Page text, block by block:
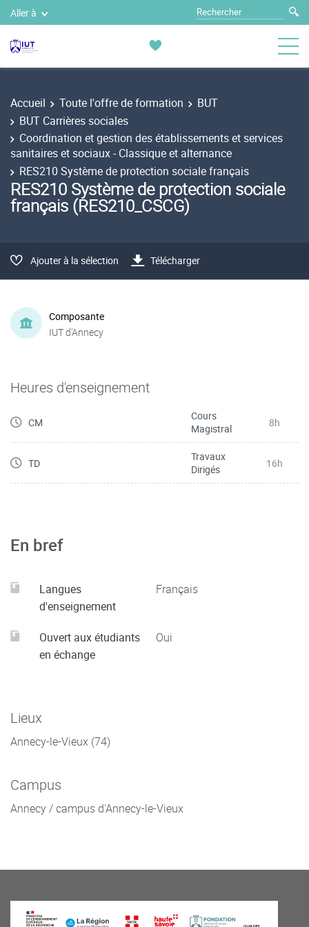
Aller à
Accueil Toute l'offre de formation
BUT
BUT Carrières sociales
Coordination et gestion des établissements et services
sanitaires et sociaux - Classique et alternance
RES210 Système de protection sociale français
RES210 Système de protection sociale
français (RES210_CSCG)
Ajouter à la sélection Télécharger
Composante
IUT d'Annecy
Heures d'enseignement
CM
Cours
Magistral
8h
TD
Travaux
Dirigés
16h
En bref
Langues
d'enseignement
Français
Ouvert aux étudiants
en échange
Oui
Lieux
Annecy-le-Vieux (74)
Campus
Annecy / campus d'Annecy-le-Vieux